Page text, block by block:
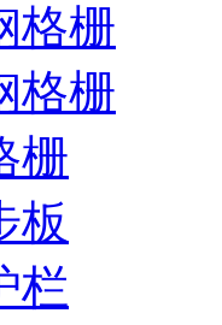
格栅
格栅
栅
板
栏